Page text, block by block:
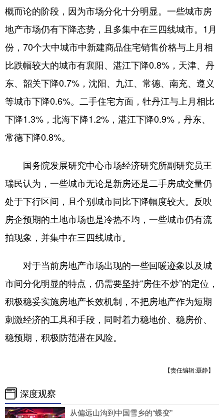
概而论的阶段，因为市场分化十分明显。一些城市房
地产市场仍有下降态势，且多集中在三四线城市。1月
份，70个大中城市中新建商品住宅销售价格与上月相
比跌幅较大的城市有襄阳、湛江下降0.8%，天津、丹
东、韶关下降0.7%，沈阳、九江、常德、南充、遵义
等城市下降0.6%。二手住宅方面，牡丹江与上月相比
下降1.3%，北海下降1.2%，湛江下降0.9%，丹东、
常德下降0.8%。
国务院发展研究中心市场经济研究所副研究员王
瑞民认为，一些城市无论是新房还是二手房成交量仍
处于下行区间，且个别城市同比下降幅度较大。反映
房企预期的土地市场也是冷热不均，一些城市仍有流
拍现象，并集中在三四线城市。
对于当前房地产市场出现的一些回暖迹象以及城
市间分化明显的特点，仍需要坚持“房住不炒”的定位，
积极稳妥实施房地产长效机制，不把房地产作为短期
刺激经济的工具和手段，同时着力稳地价、稳房价、
稳预期，积极防范潜在风险。
【责任编辑:聂静】
深度观察
从偏远山沟到中国雪乡的“蝶变”